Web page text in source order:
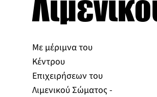
Με μέριμνα του
Κέντρου
Επιχειρήσεων του
Λιμενικού Σώματος -